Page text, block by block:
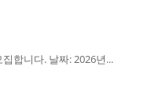
합니다. 날짜: 2026년...